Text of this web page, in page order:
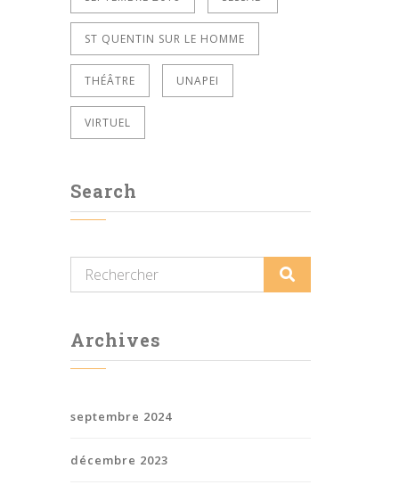
ST QUENTIN SUR LE HOMME
THÉÂTRE UNAPEI
VIRTUEL
Search
Archives
septembre 2024
décembre 2023